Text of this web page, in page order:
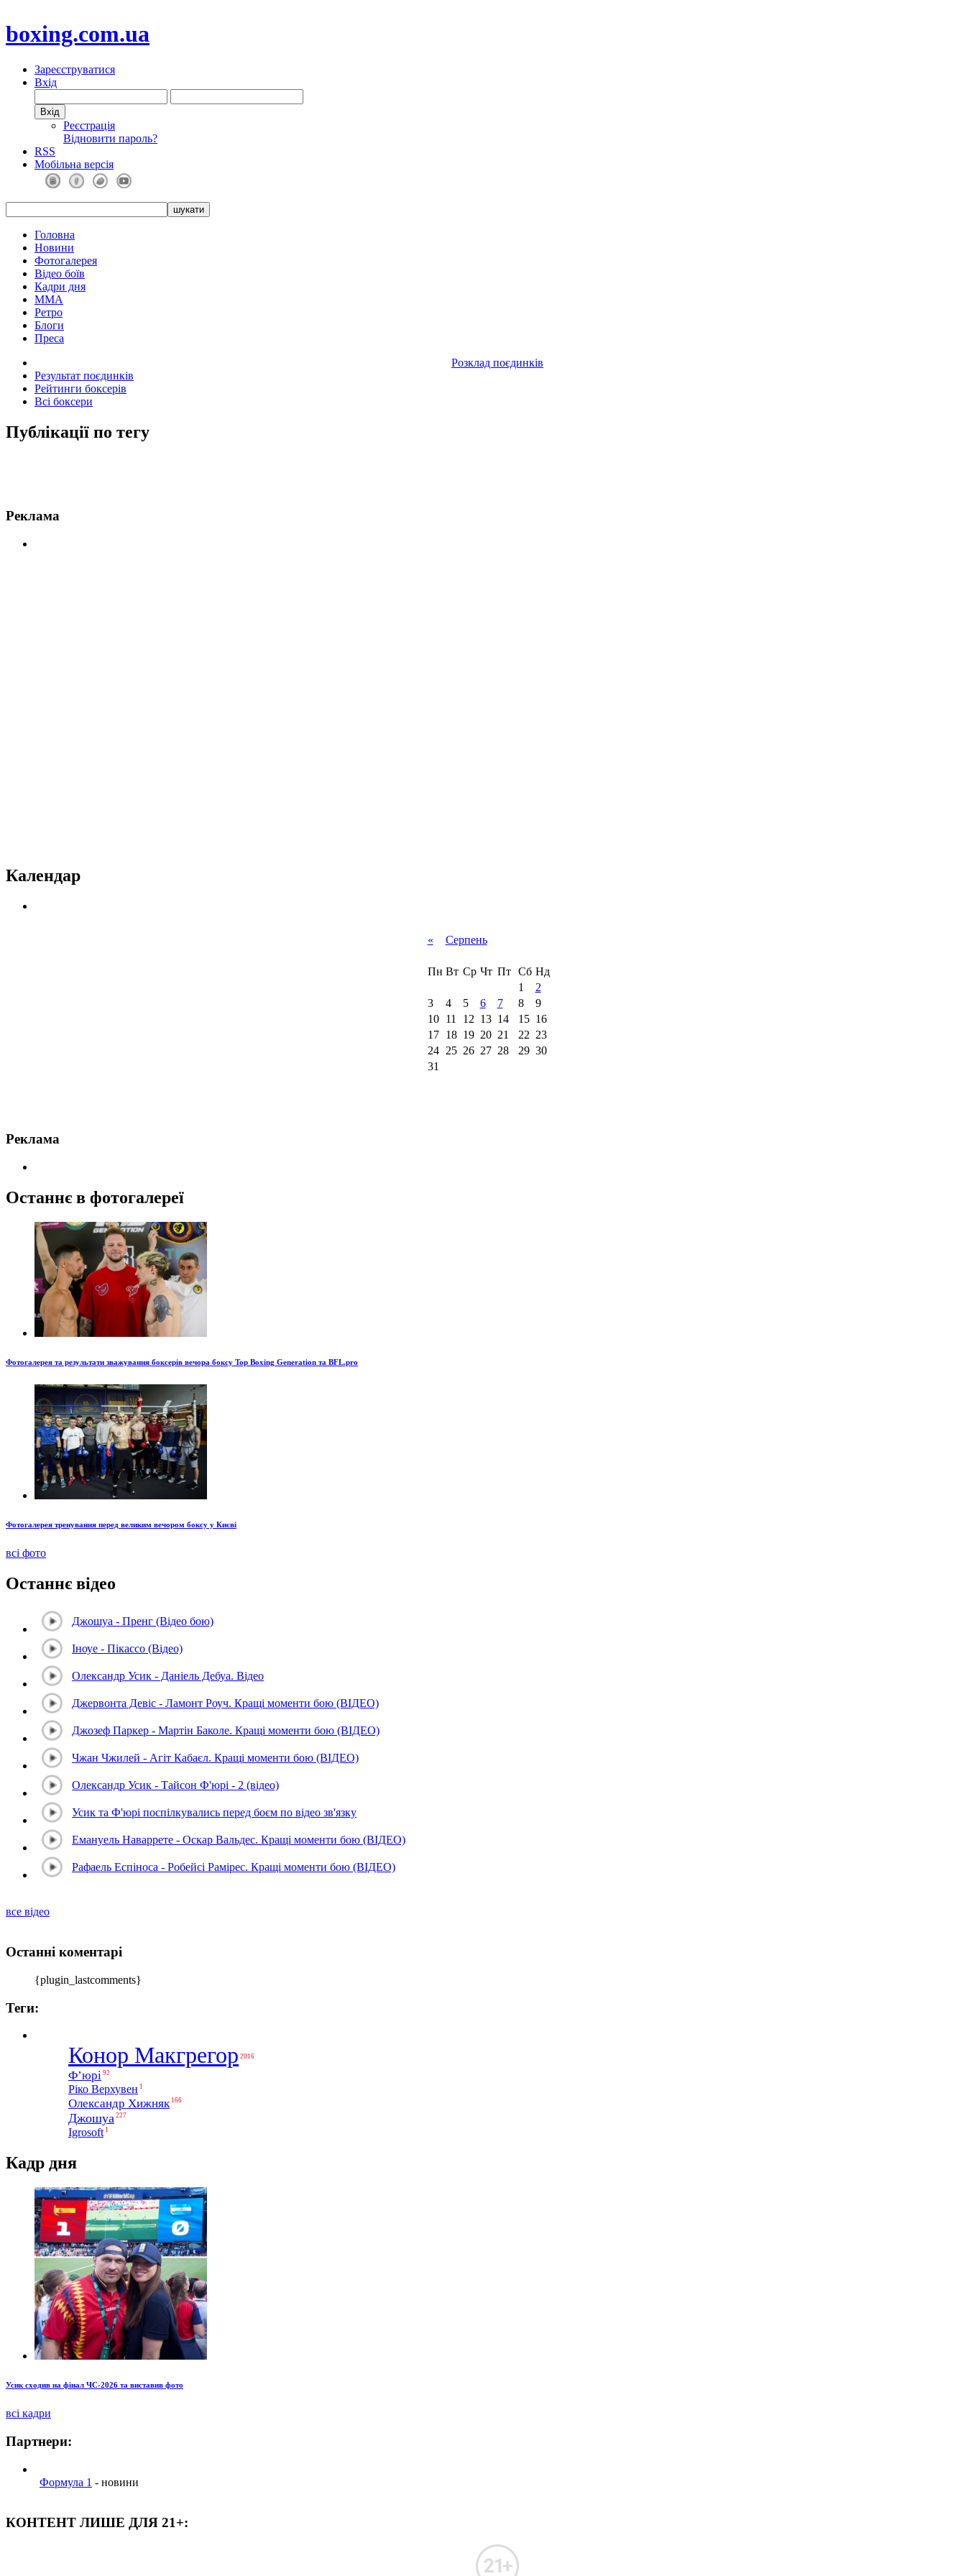
boxing.com.ua
Зареєструватися
Вхід
Реєстрація
Відновити пароль?
RSS
Мобільна версія
Головна
Новини
Фотогалерея
Відео боїв
Кадри дня
ММА
Ретро
Блоги
Преса
Розклад поєдинків
Результат поєдинків
Рейтинги боксерів
Всі боксери
Публікації по тегу
Реклама
Календар
« Серпень
Пн Вт Ср Чт Пт Сб Нд
1
2
3
4 5 6 7 8
9
10
11 12 13 14 15 16
17
18 19 20 21 22 23
24
25 26 27 28 29 30
31
Реклама
Останнє в фотогалереї
Фотогалерея та результати зважування боксерів вечора боксу Top Boxing Generation та BFL.pro
Фотогалерея тренування перед великим вечором боксу у Києві
всі фото
Останнє відео
Джошуа - Пренг (Відео бою)
Іноуе - Пікассо (Відео)
Олександр Усик - Даніель Дебуа. Відео
Джервонта Девіс - Ламонт Роуч. Кращі моменти бою (ВІДЕО)
Джозеф Паркер - Мартін Баколе. Кращі моменти бою (ВІДЕО)
Чжан Чжилей - Агіт Кабаєл. Кращі моменти бою (ВІДЕО)
Олександр Усик - Тайсон Ф'юрі - 2 (відео)
Усик та Ф'юрі поспілкувались перед боєм по відео зв'язку
Емануель Наваррете - Оскар Вальдес. Кращі моменти бою (ВІДЕО)
Рафаель Еспіноса - Робейсі Рамірес. Кращі моменти бою (ВІДЕО)
все відео
Останні коментарі
{plugin_lastcomments}
Теги:
Конор Макгрегор 2016
Ф’юрі 92
Ріко Верхувен 1
Олександр Хижняк 166
Джошуа 227
Igrosoft 1
Кадр дня
Усик сходив на фінал ЧС-2026 та виставив фото
всі кадри
Партнери:
Формула 1 - новини
КОНТЕНТ ЛИШЕ ДЛЯ 21+: